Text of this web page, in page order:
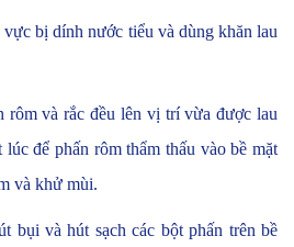
bị dính nước tiểu và dùng khăn lau
rôm và rắc đều lên vị trí vừa được lau
để phấn rôm thẩm thấu vào bề mặt
và khử mùi.
bụi và hút sạch các bột phấn trên bề